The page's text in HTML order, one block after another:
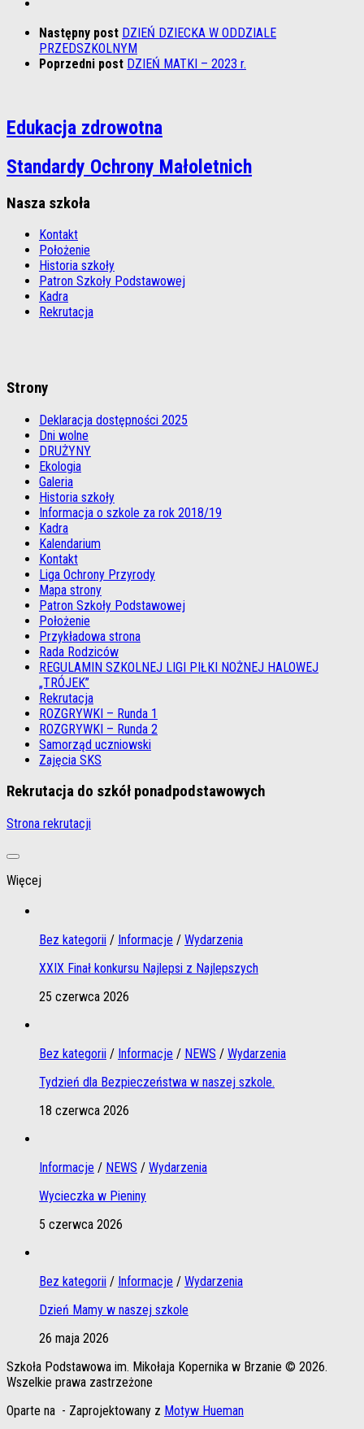
Następny post DZIEŃ DZIECKA W ODDZIALE
PRZEDSZKOLNYM
Poprzedni post DZIEŃ MATKI – 2023 r.
Edukacja zdrowotna
Standardy Ochrony Małoletnich
Nasza szkoła
Kontakt
Położenie
Historia szkoły
Patron Szkoły Podstawowej
Kadra
Rekrutacja
Strony
Deklaracja dostępności 2025
Dni wolne
DRUŻYNY
Ekologia
Galeria
Historia szkoły
Informacja o szkole za rok 2018/19
Kadra
Kalendarium
Kontakt
Liga Ochrony Przyrody
Mapa strony
Patron Szkoły Podstawowej
Położenie
Przykładowa strona
Rada Rodziców
REGULAMIN SZKOLNEJ LIGI PIŁKI NOŻNEJ HALOWEJ
„TRÓJEK”
Rekrutacja
ROZGRYWKI – Runda 1
ROZGRYWKI – Runda 2
Samorząd uczniowski
Zajęcia SKS
Rekrutacja do szkół ponadpodstawowych
Strona rekrutacji
Więcej
Bez kategorii / Informacje / Wydarzenia
XXIX Finał konkursu Najlepsi z Najlepszych
25 czerwca 2026
Bez kategorii / Informacje / NEWS / Wydarzenia
Tydzień dla Bezpieczeństwa w naszej szkole.
18 czerwca 2026
Informacje / NEWS / Wydarzenia
Wycieczka w Pieniny
5 czerwca 2026
Bez kategorii / Informacje / Wydarzenia
Dzień Mamy w naszej szkole
26 maja 2026
Szkoła Podstawowa im. Mikołaja Kopernika w Brzanie © 2026.
Wszelkie prawa zastrzeżone
Oparte na - Zaprojektowany z Motyw Hueman